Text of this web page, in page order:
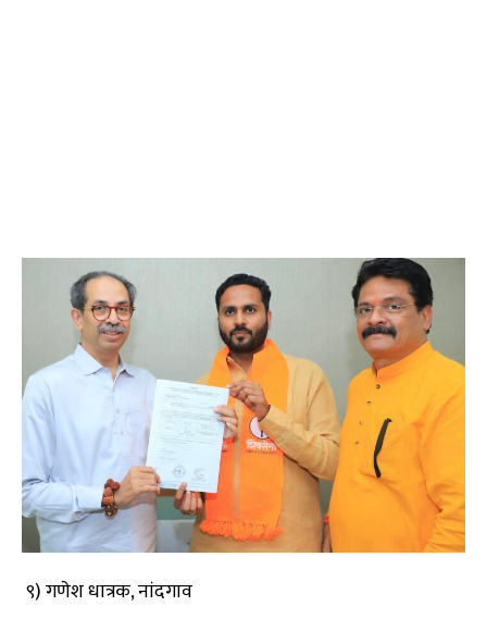
९) गणेश धात्रक, नांदगाव